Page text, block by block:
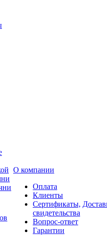
О компании
Оплата
Клиенты
Сертификаты,
свидетельства
Вопрос-ответ
Гарантии